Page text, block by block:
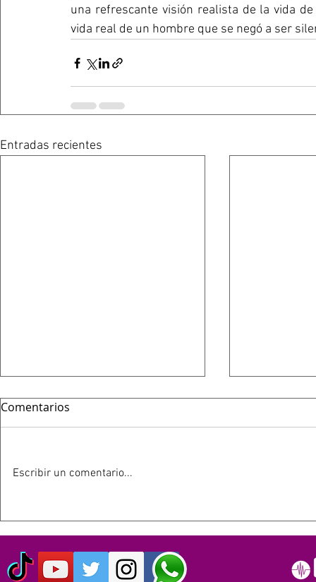
una refrescante visión realista de la vida
vida real de un hombre que se negó a ser
Entradas recientes
CUMPLEN 40 AÑOS DEL LIVE
AID: EL EVENTO QUE
ORIGINO EL DÍA MUNDIAL
SIMPSON
Comentarios
Escribir un comentario...